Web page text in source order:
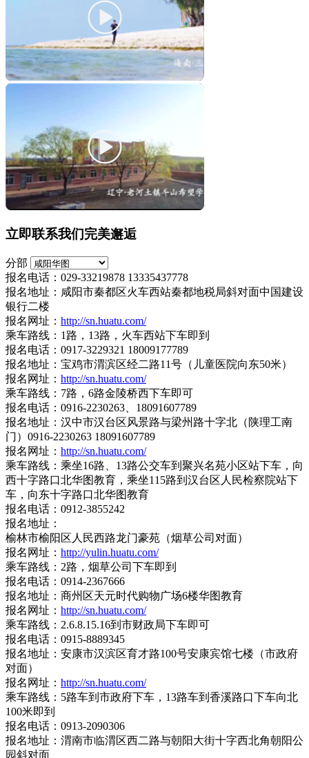
立即联系我们完美邂逅
分部
报名电话：029-33219878 13335437778
报名地址：咸阳市秦都区火车西站秦都地税局斜对面中国建设
银行二楼
报名网址： http://sn.huatu.com/
乘车路线：1路，13路，火车西站下车即到
报名电话：0917-3229321 18009177789
报名地址：宝鸡市渭滨区经二路11号（儿童医院向东50米）
报名网址： http://sn.huatu.com/
乘车路线：7路，6路金陵桥西下车即可
报名电话：0916-2230263、18091607789
报名地址：汉中市汉台区风景路与梁州路十字北（陕理工南
门）0916-2230263 18091607789
报名网址： http://sn.huatu.com/
乘车路线：乘坐16路、13路公交车到聚兴名苑小区站下车，向
西十字路口北华图教育，乘坐115路到汉台区人民检察院站下
车，向东十字路口北华图教育
报名电话：0912-3855242
报名地址：
榆林市榆阳区人民西路龙门豪苑（烟草公司对面）
报名网址： http://yulin.huatu.com/
乘车路线：2路，烟草公司下车即到
报名电话：0914-2367666
报名地址：商州区天元时代购物广场6楼华图教育
报名网址： http://sn.huatu.com/
乘车路线：2.6.8.15.16到市财政局下车即可
报名电话：0915-8889345
报名地址：安康市汉滨区育才路100号安康宾馆七楼（市政府
对面）
报名网址： http://sn.huatu.com/
乘车路线：5路车到市政府下车，13路车到香溪路口下车向北
100米即到
报名电话：0913-2090306
报名地址：渭南市临渭区西二路与朝阳大街十字西北角朝阳公
园斜对面